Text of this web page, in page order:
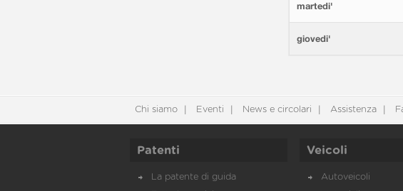
martedi'
giovedi'
Chi siamo Eventi News e circolari Assistenza
Patenti
La patente di guida
Veicoli
Autoveicoli